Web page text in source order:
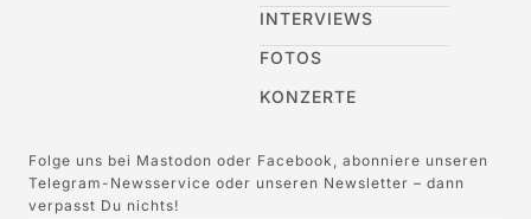
INTERVIEWS
FOTOS
KONZERTE
Folge uns bei Mastodon oder Facebook, abonniere unseren
Telegram-Newsservice oder unseren Newsletter – dann
verpasst Du nichts!